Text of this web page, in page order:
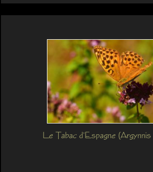
Le Tabac d'Espagne (Argynnis